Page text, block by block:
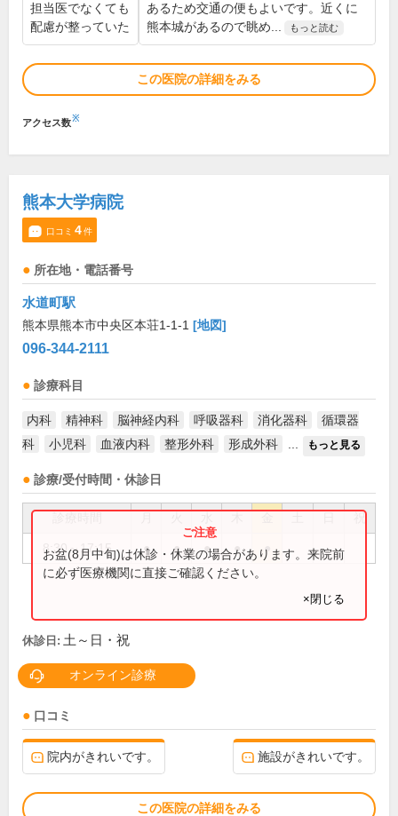
担当医でなくても
配慮が整っていた
あるため交通の便もよいです。近くに
熊本城があるので眺め...
もっと読む
この医院の詳細をみる
アクセス数※
熊本大学病院
口コミ 4件
所在地・電話番号
水道町駅
熊本県熊本市中央区本荘1-1-1 [地図]
096-344-2111
診療科目
内科 精神科 脳神経内科 呼吸器科 消化器科
循環器
科
小児科 血液内科 整形外科 形成外科 もっと見る
診療/受付時間・休診日
祝
8:30～17:15 ● ● ● ● ●
お盆(8月中旬)は休診・休業の場合があります。来院前
に必ず医療機関に直接ご確認ください。
×閉じる
休診日: 土～日・祝
オンライン診療
口コミ
院内がきれいです。 施設がきれいです。
この医院の詳細をみる